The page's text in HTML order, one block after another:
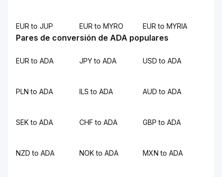
EUR to JUP EUR to MYRO EUR to MYRIA
Pares de conversión de ADA populares
EUR to ADA JPY to ADA USD to ADA
PLN to ADA ILS to ADA AUD to ADA
SEK to ADA CHF to ADA GBP to ADA
NZD to ADA NOK to ADA MXN to ADA